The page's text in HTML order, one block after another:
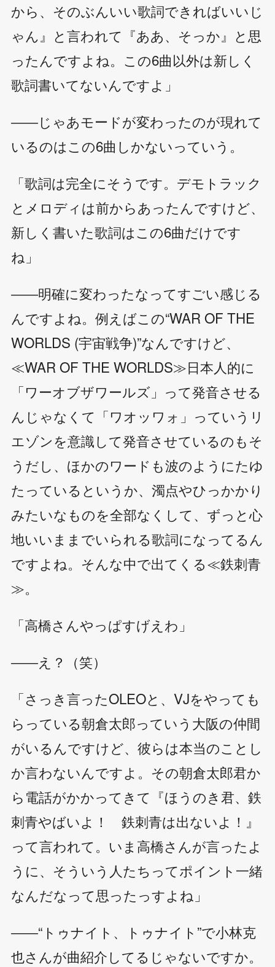
から、そのぶんいい歌詞できればいいじ
ゃん』と言われて『ああ、そっか』と思
ったんですよね。この6曲以外は新しく
歌詞書いてないんですよ」
――じゃあモードが変わったのが現れて
いるのはこの6曲しかないっていう。
「歌詞は完全にそうです。デモトラック
とメロディは前からあったんですけど、
新しく書いた歌詞はこの6曲だけです
ね」
――明確に変わったなってすごい感じる
んですよね。例えばこの“WAR OF THE
WORLDS (宇宙戦争)”なんですけど、
≪WAR OF THE WORLDS≫日本人的に
「ワーオブザワールズ」って発音させる
んじゃなくて「ワオッワォ」っていうリ
エゾンを意識して発音させているのもそ
うだし、ほかのワードも波のようにたゆ
たっているというか、濁点やひっかかり
みたいなものを全部なくして、ずっと心
地いいままでいられる歌詞になってるん
ですよね。そんな中で出てくる≪鉄刺青
≫。
「高橋さんやっぱすげえわ」
――え？（笑）
「さっき言ったOLEOと、VJをやっても
らっている朝倉太郎っていう大阪の仲間
がいるんですけど、彼らは本当のことし
か言わないんですよ。その朝倉太郎君か
ら電話がかかってきて『ほうのき君、鉄
刺青やばいよ！ 鉄刺青は出ないよ！』
って言われて。いま高橋さんが言ったよ
うに、そういう人たちってポイント一緒
なんだなって思ったっすよね」
――“トゥナイト、トゥナイト”で小林克
也さんが曲紹介してるじゃないですか。